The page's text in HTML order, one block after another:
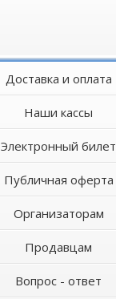
Доставка и оплата
Наши кассы
Электронный билет
Публичная оферта
Организаторам
Продавцам
Вопрос - ответ